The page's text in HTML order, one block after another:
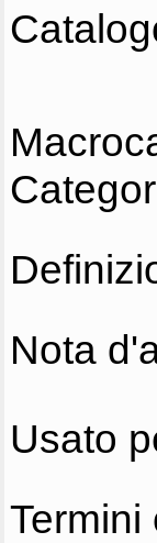
Nota
Usato
Termini